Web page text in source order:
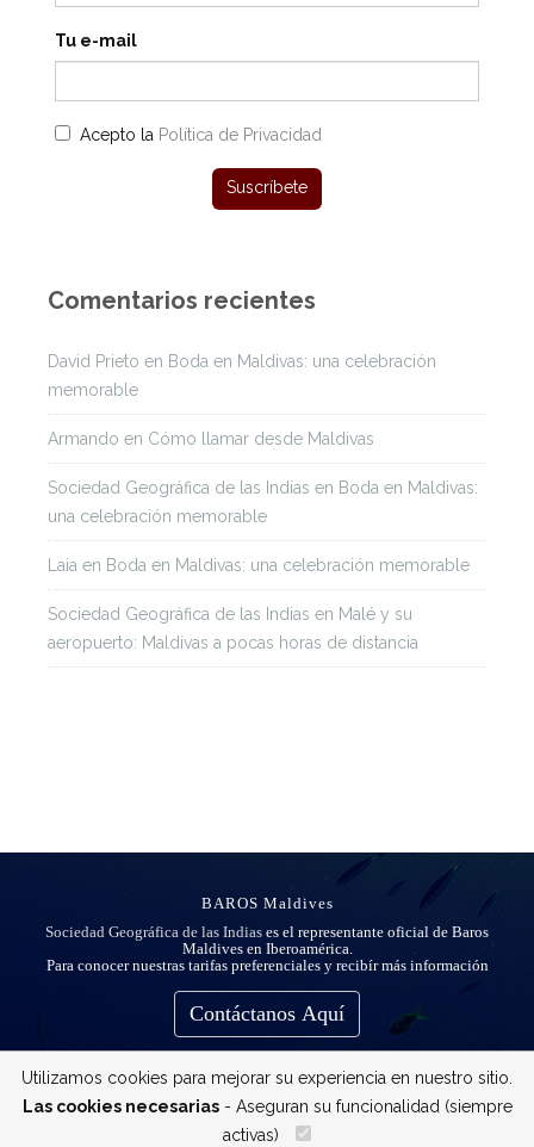
Tu e-mail
Acepto la Política de Privacidad
Comentarios recientes
David Prieto en Boda en Maldivas: una celebración
memorable
Armando en Cómo llamar desde Maldivas
Sociedad Geográfica de las Indias en Boda en Maldivas:
una celebración memorable
Laia en Boda en Maldivas: una celebración memorable
Sociedad Geográfica de las Indias en Malé y su
aeropuerto: Maldivas a pocas horas de distancia
BAROS Maldives
Sociedad Geográfica de las Indias es el representante oficial de Baros
Maldives en Iberoamérica.
Para conocer nuestras tarifas preferenciales y recibír más información
Contáctanos Aquí
Utilizamos cookies para mejorar su experiencia en nuestro sitio.
Las cookies necesarias- Aseguran su funcionalidad (siempre
activas)